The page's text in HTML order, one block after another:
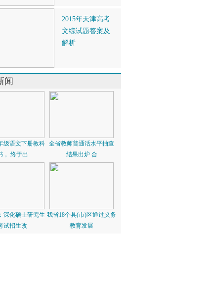
2015年天津高考
文综试题答案及
解析
闻
级语文下册教科
， 终于出
全省教师普通话水平抽查
结果出炉 合
深化硕士研究生
试招生改
我省18个县(市)区通过义务
教育发展